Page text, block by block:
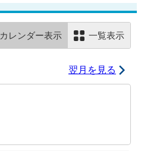
カレンダー表示 一覧表示
翌月を見る